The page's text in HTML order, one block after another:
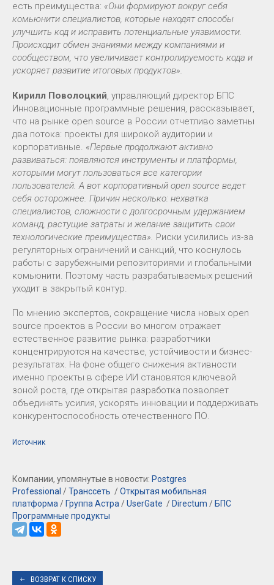
есть преимущества: «Они формируют вокруг себя
комьюнити специалистов, которые находят способы
улучшить код и исправить потенциальные уязвимости.
Происходит обмен знаниями между компаниями и
сообществом, что увеличивает контролируемость кода и
ускоряет развитие итоговых продуктов».
Кирилл Поволоцкий, управляющий директор БПС
Инновационные программные решения, рассказывает,
что на рынке open source в России отчетливо заметны
два потока: проекты для широкой аудитории и
корпоративные. «Первые продолжают активно
развиваться: появляются инструменты и платформы,
которыми могут пользоваться все категории
пользователей. А вот корпоративный open source ведет
себя осторожнее. Причин несколько: нехватка
специалистов, сложности с долгосрочным удержанием
команд, растущие затраты и желание защитить свои
технологические преимущества». Риски усилились из-за
регуляторных ограничений и санкций, что коснулось
работы с зарубежными репозиториями и глобальными
комьюнити. Поэтому часть разрабатываемых решений
уходит в закрытый контур.
По мнению экспертов, сокращение числа новых open
source проектов в России во многом отражает
естественное развитие рынка: разработчики
концентрируются на качестве, устойчивости и бизнес-
результатах. На фоне общего снижения активности
именно проекты в сфере ИИ становятся ключевой
зоной роста, где открытая разработка позволяет
объединять усилия, ускорять инновации и поддерживать
конкурентоспособность отечественного ПО.
Источник
Компании, упомянутые в новости: Postgres
Professional /Транссеть /Открытая мобильная
платформа / Группа Астра /UserGate / Directum / БПС
Программные продукты
ВОЗВРАТ К СПИСКУ